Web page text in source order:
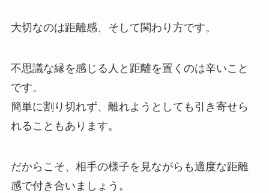
大切なのは距離感、そして関わり方です。
不思議な縁を感じる人と距離を置くのは辛いこと
です。
簡単に割り切れず、離れようとしても引き寄せら
れることもあります。
だからこそ、相手の様子を見ながらも適度な距離
感で付き合いましょう。